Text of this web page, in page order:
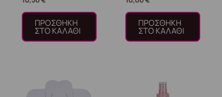
ΠΡΟΣΘΉΚΗ
ΣΤΟ ΚΑΛΆΘΙ
ΠΡΟΣΘΉΚΗ
ΣΤΟ ΚΑΛΆΘΙ